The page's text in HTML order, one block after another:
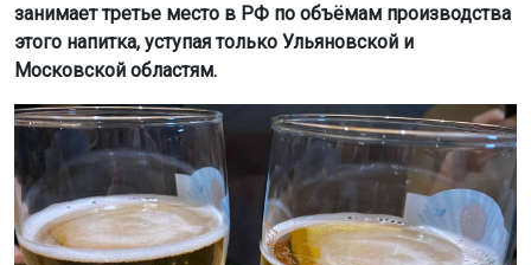
занимает третье место в РФ по объёмам производства
этого напитка, уступая только Ульяновской и
Московской областям.